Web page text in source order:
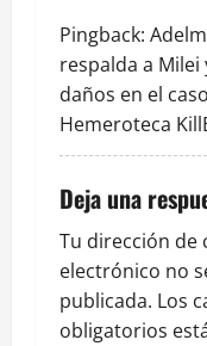
t
r
a
d
a
s
Pingback:
respalda a Milei
daños en el
Hemeroteca
Deja una
Tu dirección de
electrónico no
publicada. Los
obligatorios